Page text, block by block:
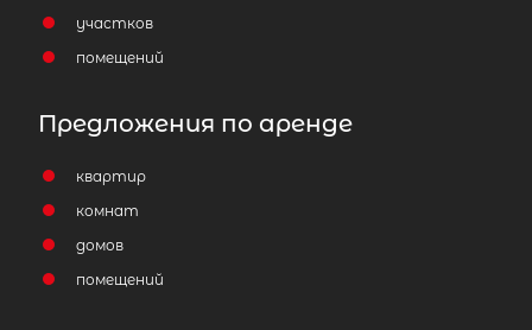
участков
помещений
Предложения по аренде
квартир
комнат
домов
помещений